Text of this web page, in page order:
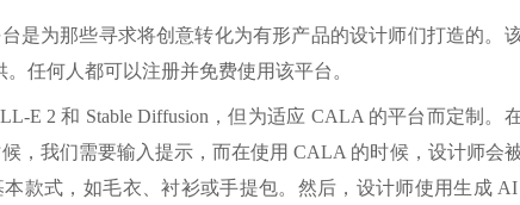
是为那些寻求将创意转化为有形产品的设计师们打造的。
任何人都可以注册并免费使用该平台。
E 2 和 Stable Diffusion，但为适应 CALA 的平台而定制。
，我们需要输入提示，而在使用 CALA 的时候，设计师会
款式，如毛衣、衬衫或手提包。然后，设计师使用生成